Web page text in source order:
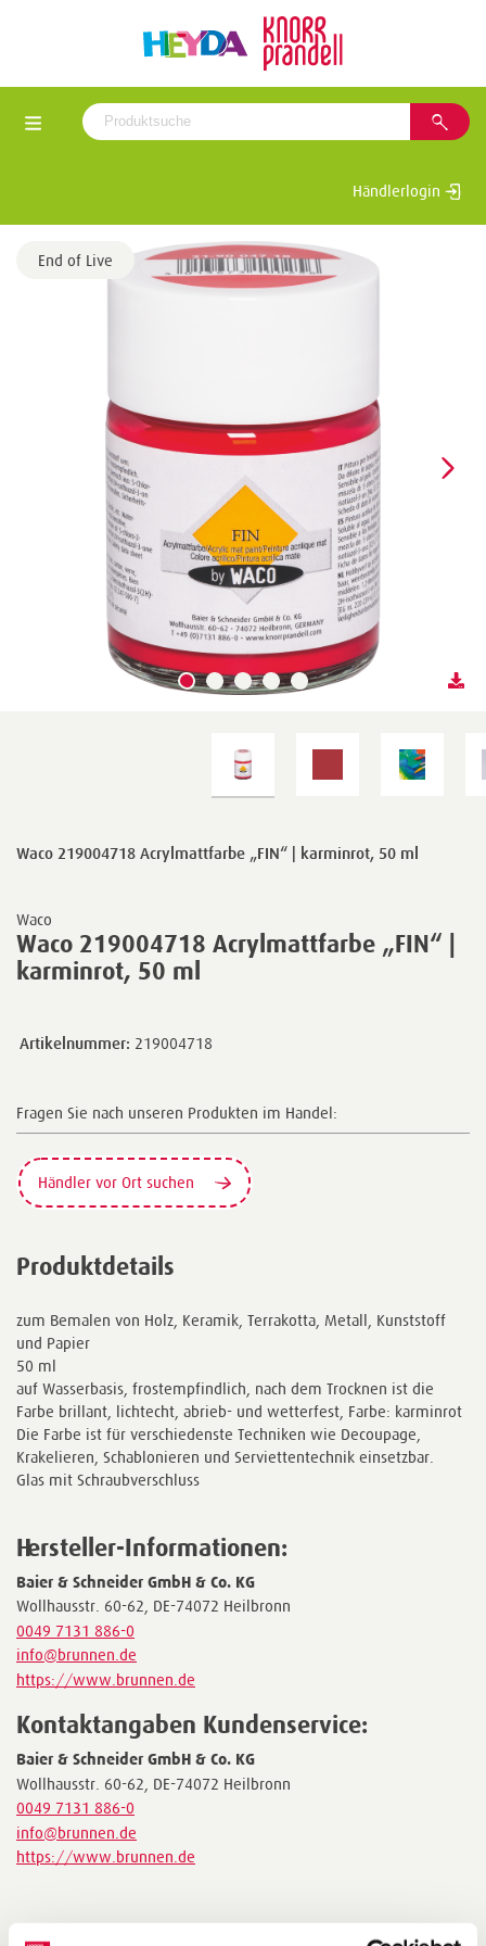
Händlerlogin
Waco
Waco 219004718 Acrylmattfarbe „FIN“ |
karminrot, 50 ml
Waco 219004718 Acrylmattfarbe „FIN“ | karminrot, 50 ml
End of Live
Artikelnummer: 219004718
Fragen Sie nach unseren Produkten im Handel:
Händler vor Ort suchen
Produktdetails
zum Bemalen von Holz, Keramik, Terrakotta, Metall, Kunststoff
und Papier
50 ml
auf Wasserbasis, frostempfindlich, nach dem Trocknen ist die
Farbe brillant, lichtecht, abrieb- und wetterfest, Farbe: karminrot
Die Farbe ist für verschiedenste Techniken wie Decoupage,
Krakelieren, Schablonieren und Serviettentechnik einsetzbar.
Glas mit Schraubverschluss
Hersteller-Informationen:
Baier & Schneider GmbH & Co. KG
Wollhausstr. 60-62, DE-74072 Heilbronn
0049 7131 886-0
info@brunnen.de
https://www.brunnen.de
Kontaktangaben Kundenservice:
Baier & Schneider GmbH & Co. KG
Wollhausstr. 60-62, DE-74072 Heilbronn
0049 7131 886-0
info@brunnen.de
https://www.brunnen.de